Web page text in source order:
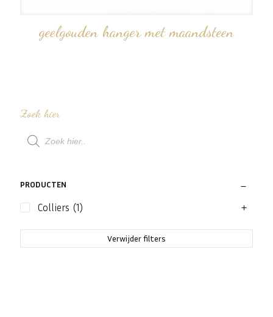
geelgouden hanger met maandsteen
Zoek hier
Producten
zoeken
PRODUCTEN
Colliers (1)
Verwijder filters